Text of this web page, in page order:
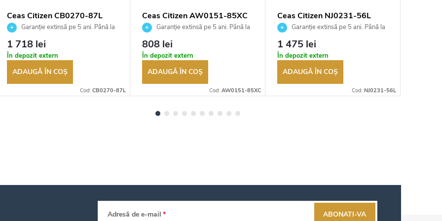
Ceas Citizen CB0270-87L
Garanție extinsă pe 5 ani. Până la
100 de zile pentru returnarea
bunurilor. Vânzător autorizat
1 718 lei
În depozit extern
ADAUGĂ ÎN COŞ
Cod: CB0270-87L
Ceas Citizen AW0151-85XC
Garanție extinsă pe 5 ani. Până la
100 de zile pentru returnarea
bunurilor. Vânzător autorizat
808 lei
În depozit extern
ADAUGĂ ÎN COŞ
Cod: AW0151-85XC
Ceas Citizen NJ0231-56L
Garanție extinsă pe 5 ani. Până la
100 de zile pentru returnarea
bunurilor. Vânzător autorizat
1 475 lei
În depozit extern
ADAUGĂ ÎN COŞ
Cod: NJ0231-56L
Adresă de e-mail ABONATI-VA